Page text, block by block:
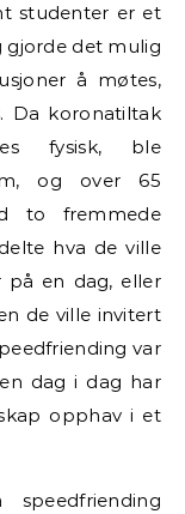
studenter er et
gjorde det mulig
å møtes,
Da koronatiltak
fysisk, ble
og over 65
to fremmede
hva de ville
en dag, eller
de ville invitert
var
dag i dag har
opphav i et